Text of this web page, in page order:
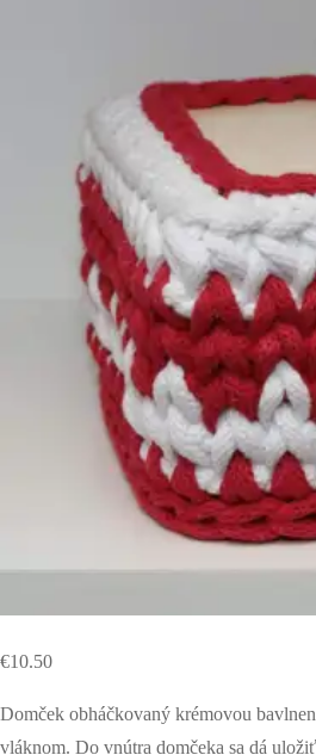
€10.50
Domček obháčkovaný krémovou
vláknom. Do vnútra domčeka sa dá